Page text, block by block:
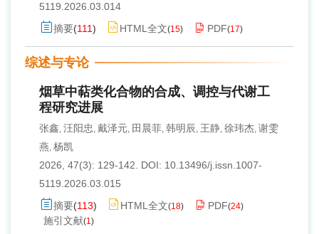
5119.2026.03.014
摘要(111) HTML全文(15) PDF(17)
综述与专论
烟草中萜类化合物的合成、调控与代谢工
程研究进展
张鑫, 汪阳忠 , 戴泽元, 田晨菲, 韩明辰, 王静, 徐玮杰, 谢雯
燕, 杨凯
2026, 47(3): 129-142.
DOI: 10.13496/j.issn.1007-
5119.2026.03.015
摘要(113) HTML全文(18) PDF(24)
施引文献(1)